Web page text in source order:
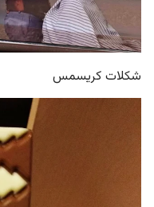
شکلات کریسمس